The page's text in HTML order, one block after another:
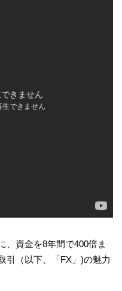
、資金を8年間で400倍ま
引（以下、「FX」)の魅力